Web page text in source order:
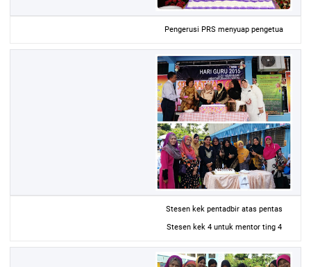
Pengerusi PRS menyuap pengetua
Stesen kek pentadbir atas pentas
Stesen kek 4 untuk mentor ting 4